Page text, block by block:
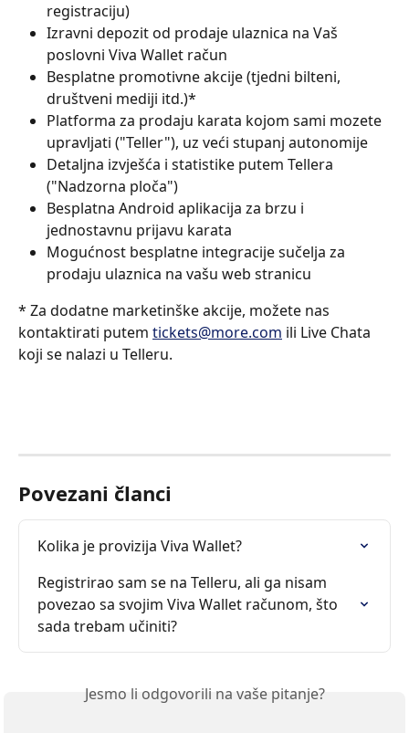
registraciju)
Izravni depozit od prodaje ulaznica na Vaš
poslovni Viva Wallet račun
Besplatne promotivne akcije (tjedni bilteni,
društveni mediji itd.)*
Platforma za prodaju karata kojom sami mozete
upravljati ("Teller"), uz veći stupanj autonomije
Detaljna izvješća i statistike putem Tellera
("Nadzorna ploča")
Besplatna Android aplikacija za brzu i
jednostavnu prijavu karata
Mogućnost besplatne integracije sučelja za
prodaju ulaznica na vašu web stranicu
* Za dodatne marketinške akcije, možete nas
kontaktirati putem tickets@more.com ili Live Chata
koji se nalazi u Telleru.
Povezani članci
Kolika je provizija Viva Wallet?
Registrirao sam se na Telleru, ali ga nisam
povezao sa svojim Viva Wallet računom, što
sada trebam učiniti?
Jesmo li odgovorili na vaše pitanje?